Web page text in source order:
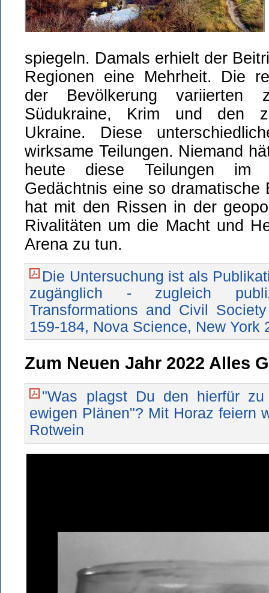
spiegeln. Damals erhielt der
Regionen eine Mehrheit. Die
der Bevölkerung variierten
Südukraine, Krim und den
Ukraine. Diese
wirksame Teilungen. Niemand
heute diese Teilungen im
Gedächtnis eine so dramatische
hat mit den Rissen in der
Rivalitäten um die Macht und
Arena zu tun.
Die Untersuchung ist als
zugänglich - zugleich
Transformations and Civil
159-184, Nova Science, New York
Zum Neuen Jahr 2022 Alles
"Was plagst Du den hierfür zu
ewigen Plänen"? Mit Horaz feiern
Rotwein